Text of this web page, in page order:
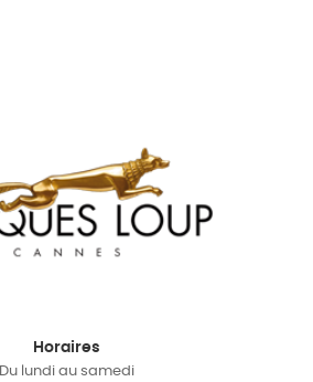
Horaires
Du lundi au samedi